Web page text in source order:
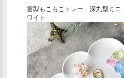
雲型もこもこトレー 深丸型ミ
ワイト